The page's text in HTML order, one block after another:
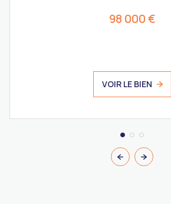
98 000 €
VOIR LE BIEN